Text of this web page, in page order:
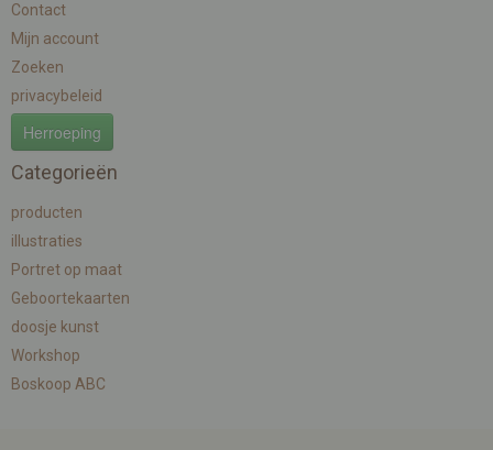
Contact
Mijn account
Zoeken
privacybeleid
Herroeping
Categorieën
producten
illustraties
Portret op maat
Geboortekaarten
doosje kunst
Workshop
Boskoop ABC